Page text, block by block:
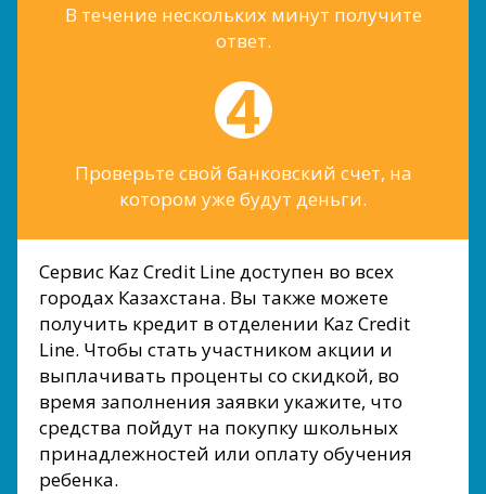
В течение нескольких минут получите
ответ.
Проверьте свой банковский счет, на
котором уже будут деньги.
Сервис Kaz Credit Line доступен во всех
городах Казахстана. Вы также можете
получить кредит в отделении Kaz Credit
Line. Чтобы стать участником акции и
выплачивать проценты со скидкой, во
время заполнения заявки укажите, что
средства пойдут на покупку школьных
принадлежностей или оплату обучения
ребенка.